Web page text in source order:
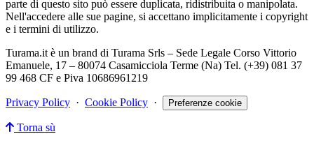
parte di questo sito può essere duplicata, ridistribuita o manipolata.
Nell'accedere alle sue pagine, si accettano implicitamente i copyright
e i termini di utilizzo.
Turama.it è un brand di Turama Srls – Sede Legale Corso Vittorio
Emanuele, 17 – 80074 Casamicciola Terme (Na) Tel. (+39) 081 37
99 468 CF e Piva 10686961219
Privacy Policy · Cookie Policy · Preferenze cookie
Torna sù